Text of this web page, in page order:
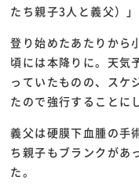
たち親子3人と義父）
登り始めたあたりから
頃には本降りに。天気
っていたものの、スケ
たので強行することに
義父は硬膜下血腫の手
ち親子もブランクがあ
た。